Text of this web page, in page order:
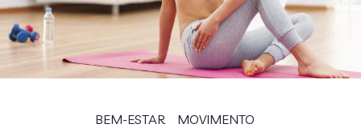
BEM-ESTAR MOVIMENTO